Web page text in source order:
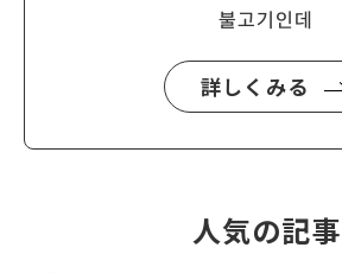
불고기인데
詳しくみる
人気の記事